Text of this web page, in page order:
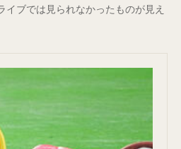
ブでは見られなかったものが見え